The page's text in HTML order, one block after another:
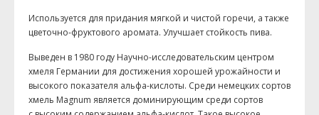
Используется для придания мягкой и чистой горечи, а также
цветочно-фруктового аромата. Улучшает стойкость пива.
Выведен в 1980 году Научно-исследовательским центром
хмеля Германии для достижения хорошей урожайности и
высокого показателя альфа-кислоты. Среди немецких сортов
хмель Magnum является доминирующим среди сортов